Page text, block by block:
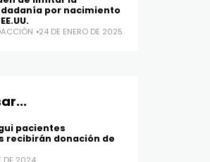
por nacimiento
24 DE ENERO DE 2025
pacientes
recibirán donación de